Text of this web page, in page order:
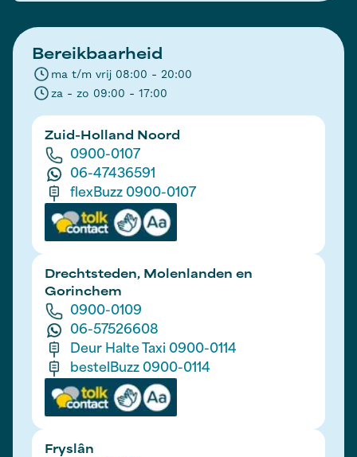
Bereikbaarheid
ma t/m vrij 08:00 - 20:00
za - zo 09:00 - 17:00
Zuid-Holland Noord
0900-0107
06-47436591
flexBuzz 0900-0107
Drechtsteden, Molenlanden en
Gorinchem
0900-0109
06-57526608
Deur Halte Taxi 0900-0114
bestelBuzz 0900-0114
Fryslân